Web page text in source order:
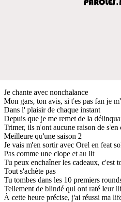
Je chante avec nonchalance
Mon gars, ton avis, si t'es pas fan je
Dans l' plaisir de chaque instant
Depuis que je me remet de la
Trimer, ils n'ont aucune raison de s'en
Meilleure qu'une saison 2
Je vais m'en sortir avec Orel en feat
Pas comme une clope et au lit
Tu peux enchaîner les cadeaux, c'est
Tout s'achète pas
Tu tombes dans les 10 premiers
Tellement de blindé qui ont raté leur
À cette heure précise, j'ai réussi ma